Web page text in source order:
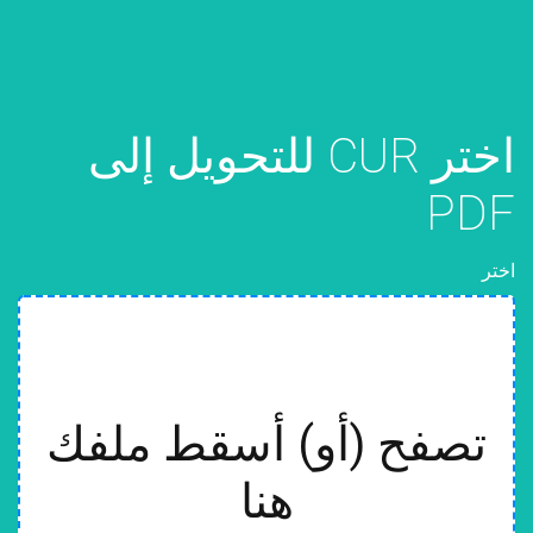
اختر CUR للتحويل إلى
PDF
اختر
تصفح (أو) أسقط ملفك
هنا